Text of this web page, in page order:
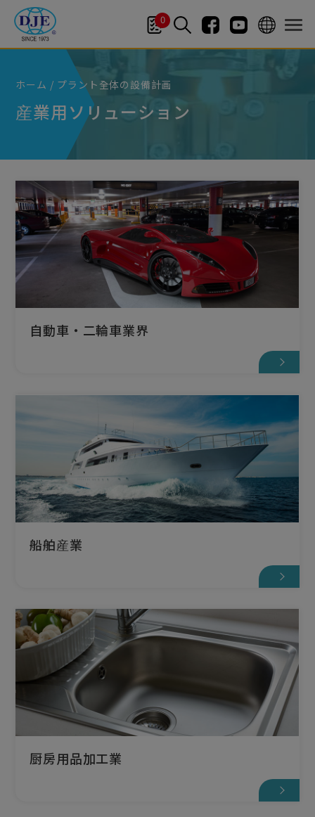
0
ホーム プラント全体の設備計画
産業用ソリューション
自動車・二輪車業界
船舶産業
厨房用品加工業
クッキー利用の管理について